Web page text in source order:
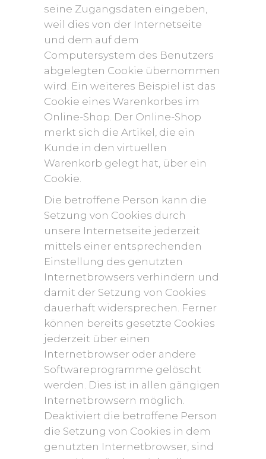
seine Zugangsdaten eingeben,
weil dies von der Internetseite
und dem auf dem
Computersystem des Benutzers
abgelegten Cookie übernommen
wird. Ein weiteres Beispiel ist das
Cookie eines Warenkorbes im
Online-Shop. Der Online-Shop
merkt sich die Artikel, die ein
Kunde in den virtuellen
Warenkorb gelegt hat, über ein
Cookie.
Die betroffene Person kann die
Setzung von Cookies durch
unsere Internetseite jederzeit
mittels einer entsprechenden
Einstellung des genutzten
Internetbrowsers verhindern und
damit der Setzung von Cookies
dauerhaft widersprechen. Ferner
können bereits gesetzte Cookies
jederzeit über einen
Internetbrowser oder andere
Softwareprogramme gelöscht
werden. Dies ist in allen gängigen
Internetbrowsern möglich.
Deaktiviert die betroffene Person
die Setzung von Cookies in dem
genutzten Internetbrowser, sind